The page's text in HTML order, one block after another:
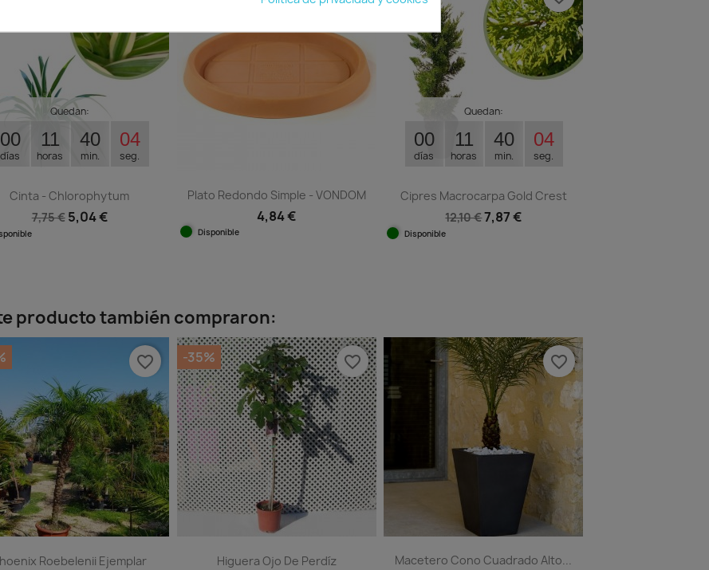
Quedan:
00
días
11
horas
40
min.
03
seg.
Cinta - Chlorophytum
7,75 € 5,04 €
Plato Redondo Simple - VONDOM
4,84 €
Disponible
Quedan:
00
días
11
horas
40
min.
03
seg.
Cipres Macrocarpa Gold Crest
12,10 €7,87 €
Disponible
producto también compraron:
Roebelenii Ejemplar
favorite_border
Higuera Ojo De Perdíz
-35% favorite_border
Macetero Cono Cuadrado Alto...
favorite_border